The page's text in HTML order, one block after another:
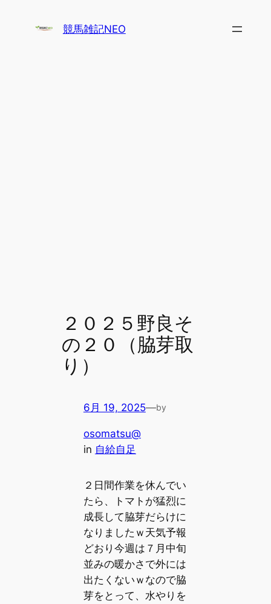
競馬雑記NEO
２０２５野良そ
の２０（脇芽取
り）
6月 19, 2025—by
osomatsu@
in 自給自足
２日間作業を休んでい
たら、トマトが猛烈に
成長して脇芽だらけに
なりましたｗ天気予報
どおり今週は７月中旬
並みの暖かさで外には
出たくないｗなので脇
芽をとって、水やりを